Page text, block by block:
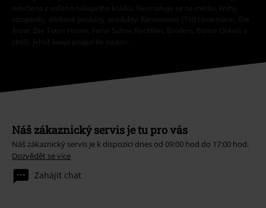
odečtena z vašeho nákupního košíku. Nevztahuje se na média, knihy,
vstupenky, dárkové poukazy, produkty: Rammstein, (Till) Lindemann, Die
Ärzte, Die Toten Hosen, Feine Sahne Fischfilet, Broilers, Böhse Onkelz a
zboží, jehož koupí podpoříte nadaci.
Náš zákaznický servis je tu pro vás
Náš zákaznický servis je k dispozici dnes od 09:00 hod do 17:00 hod.
Dozvědět se více
Zahájit chat